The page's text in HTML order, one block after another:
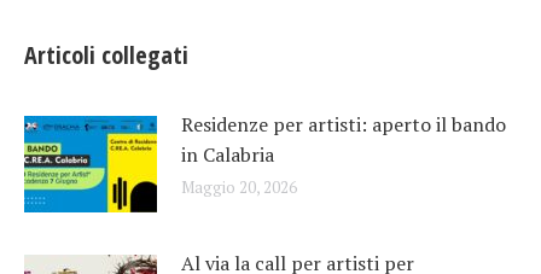
Articoli collegati
Residenze per artisti: aperto il bando
in Calabria
Maggio 20, 2026
Al via la call per artisti per